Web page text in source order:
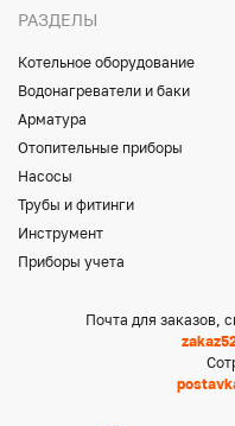
РАЗДЕЛЫ
Котельное оборудование
Водонагреватели и баки
Арматура
Отопительные приборы
Насосы
Трубы и фитинги
Инструмент
Приборы учета
Почта для заказов,